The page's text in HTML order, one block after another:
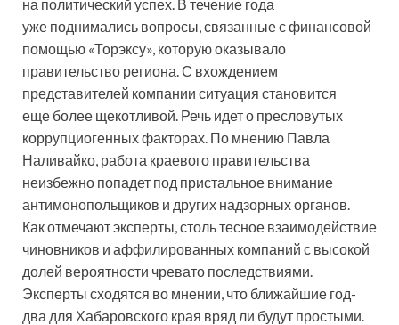
на политический успех. В течение года
уже поднимались вопросы, связанные с финансовой
помощью «Торэксу», которую оказывало
правительство региона. С вхождением
представителей компании ситуация становится
еще более щекотливой. Речь идет о пресловутых
коррупциогенных факторах. По мнению Павла
Наливайко, работа краевого правительства
неизбежно попадет под пристальное внимание
антимонопольщиков и других надзорных органов.
Как отмечают эксперты, столь тесное взаимодействие
чиновников и аффилированных компаний с высокой
долей вероятности чревато последствиями.
Эксперты сходятся во мнении, что ближайшие год-
два для Хабаровского края вряд ли будут простыми.